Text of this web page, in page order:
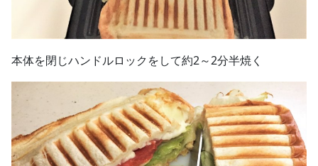
本体を閉じハンドルロックをして約2～2分半焼く